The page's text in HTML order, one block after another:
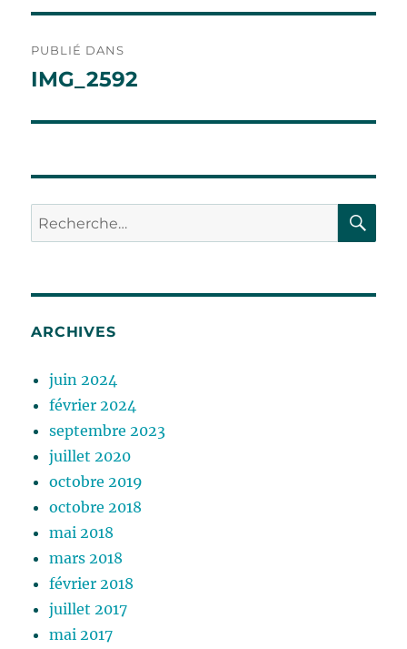
de
PUBLIÉ DANS
IMG_2592
Recherche
pour :
ARCHIVES
juin 2024
février 2024
septembre 2023
juillet 2020
octobre 2019
octobre 2018
mai 2018
mars 2018
février 2018
juillet 2017
mai 2017